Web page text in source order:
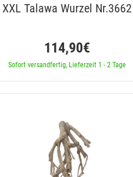
XXL Talawa Wurzel Nr.3662
114,90€
Sofort versandfertig, Lieferzeit 1 - 2 Tage